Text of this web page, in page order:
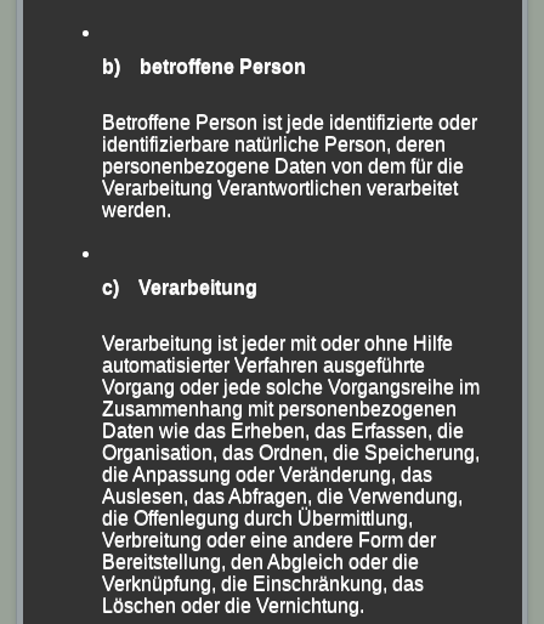
Lisa Fuchs Fünfte im Top-Lauf der Damen
Im sog. Top-Lauf, bei dem 6.600m bzw. sechs Runden
zu absolvieren waren, liefertenEva Schultzund
ein äußerst couragiertes Rennen ab und
belegten hinter der Lokalmatadorin, der Triathlon-
b) betroffene Person
Betroffene Person ist jede identifizierte oder
identifizierbare natürliche Person, deren
personenbezogene Daten von dem für die
Verarbeitung Verantwortlichen verarbeitet
werden.
c) Verarbeitung
Verarbeitung ist jeder mit oder ohne Hilfe
automatisierter Verfahren ausgeführte
Vorgang oder jede solche Vorgangsreihe im
Zusammenhang mit personenbezogenen
Daten wie das Erheben, das Erfassen, die
Organisation, das Ordnen, die Speicherung,
die Anpassung oder Veränderung, das
Auslesen, das Abfragen, die Verwendung,
die Offenlegung durch Übermittlung,
Verbreitung oder eine andere Form der
Bereitstellung, den Abgleich oder die
Verknüpfung, die Einschränkung, das
Löschen oder die Vernichtung.